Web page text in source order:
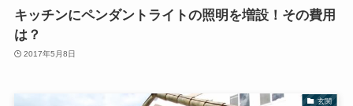
キッチンにペンダントライトの照明を増設！その費用
は？
2017年5月8日
玄関